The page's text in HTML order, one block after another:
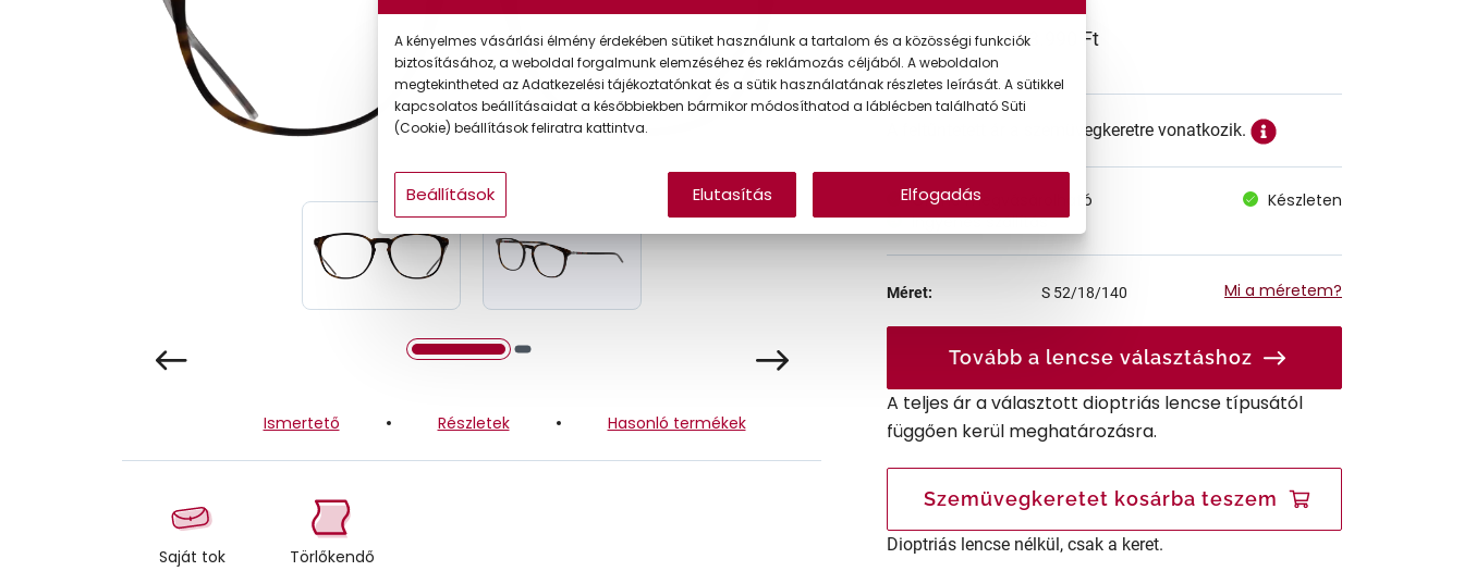
Gyermek
Ismertető Részletek Hasonló termékek
Saját tok Törlőkendő
Ár: 73.990 Ft
A feltűntetett ár a szemüvegkeretre vonatkozik.
Online megvásárolható
Készleten
Ingyenes szállítás
Méret: S 52/18/140 Mi a méretem?
Tovább a lencse választáshoz
A teljes ár a választott dioptriás lencse típusától
függően kerül meghatározásra.
Szemüvegkeretet kosárba teszem
Dioptriás lencse nélkül, csak a keret.
A kényelmes vásárlási élmény érdekében sütiket használunk a tartalom és a közösségi funkciók
biztosításához, a weboldal forgalmunk elemzéséhez és reklámozás céljából. A weboldalon
megtekintheted az Adatkezelési tájékoztatónkat és a sütik használatának részletes leírását. A sütikkel
kapcsolatos beállításaidat a későbbiekben bármikor módosíthatod a láblécben található Süti
(Cookie) beállítások feliratra kattintva.
Beállítások Elutasítás Elfogadás